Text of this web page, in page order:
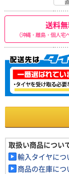
送料
（沖縄・離島・個人宅
取扱い商品につい
輸入タイヤにつ
商品の在庫につ